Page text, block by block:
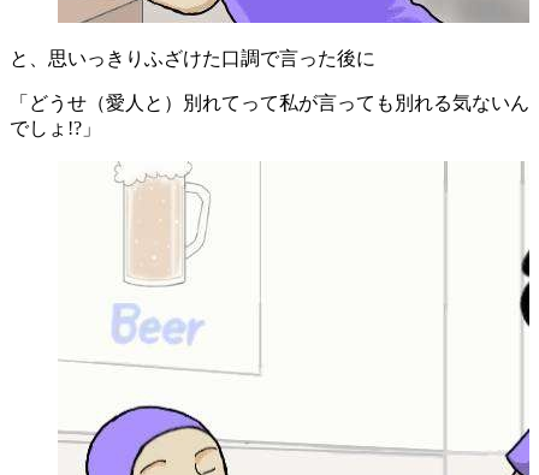
と、思いっきりふざけた口調で言った後に
「どうせ（愛人と）別れてって私が言っても別れる気ないん
でしょ!?」